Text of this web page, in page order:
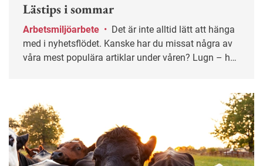
Lästips i sommar
Arbetsmiljöarbete •
med i nyhetsflödet. Kanske har du missat några av
våra mest populära artiklar under våren? Lugn – här